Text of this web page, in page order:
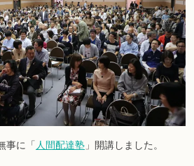
事に「人間配達塾 」開講しました。